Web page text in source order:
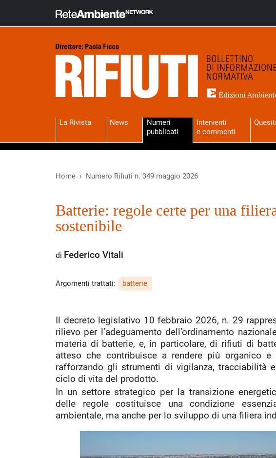
La Rivista News
Numeri
pubblicati
Interventi
e commenti
Quesiti
Home Numero Rifiuti n. 349 maggio 2026
Batterie: regole certe per una
sostenibile
di Federico Vitali
Argomenti trattati: batterie
Il decreto legislativo 10 febbraio 2026, n. 29
rilievo per l’adeguamento dell’ordinamento
materia di batterie, e, in particolare, di rifiuti di
atteso che contribuisce a rendere più organico
rafforzando gli strumenti di vigilanza, tracciabilità
ciclo di vita del prodotto.
In un settore strategico per la transizione
delle regole costituisce una condizione
ambientale, ma anche per lo sviluppo di una filiera